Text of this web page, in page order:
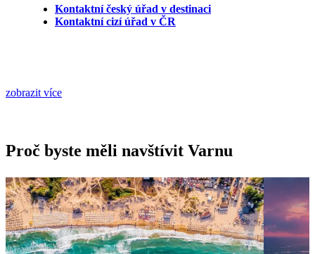
Kontaktní český úřad v destinaci
Kontaktní cizí úřad v ČR
zobrazit více
Proč byste měli navštívit Varnu